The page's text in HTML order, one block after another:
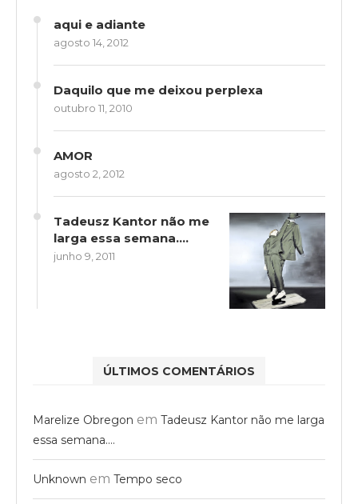
aqui e adiante
agosto 14, 2012
Daquilo que me deixou perplexa
outubro 11, 2010
AMOR
agosto 2, 2012
Tadeusz Kantor não me
larga essa semana….
junho 9, 2011
ÚLTIMOS COMENTÁRIOS
Marelize Obregon em Tadeusz Kantor não me larga
essa semana….
Unknown em Tempo seco